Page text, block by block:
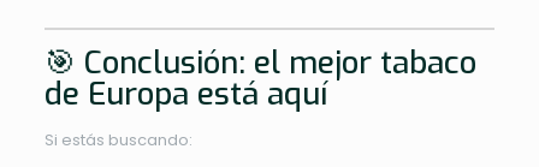
🎯 Conclusión: el mejor tabaco
de Europa está aquí
Si estás buscando: